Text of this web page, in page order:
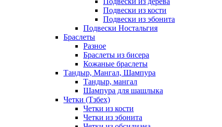
Подвески из кости
Подвески из эбонита
Подвески Ностальгия
Браслеты
Разное
Браслеты из бисера
Кожаные браслеты
Тандыр, Мангал, Шампура
Тандыр, мангал
Шампура для шашлыка
Четки (Тзбех)
Четки из кости
Четки из эбонита